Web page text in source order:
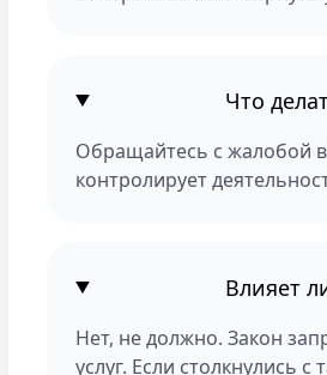
Что
Обращайтесь с жалобой
контролирует
Влияет
Нет, не должно. Закон
услуг. Если столкнулись